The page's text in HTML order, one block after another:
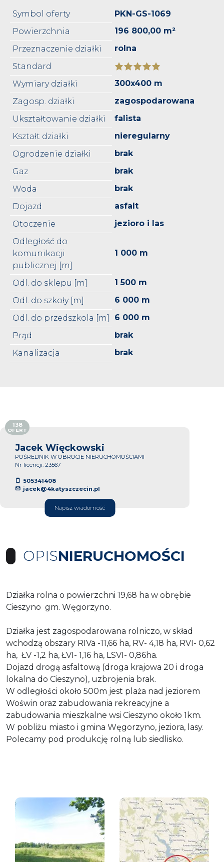
Symbol oferty
PKN-GS-1069
Powierzchnia
196 800,00 m²
Przeznaczenie działki
rolna
Standard
Wymiary działki
300x400 m
Zagosp. działki
zagospodarowana
Ukształtowanie działki
falista
Kształt działki
nieregularny
Ogrodzenie działki
brak
Gaz
brak
Woda
brak
Dojazd
asfalt
Otoczenie
jezioro i las
Odległość do
komunikacji
publicznej [m]
1 000 m
Odl. do sklepu [m]
1 500 m
Odl. do szkoły [m]
6 000 m
Odl. do przedszkola [m]
6 000 m
Prąd
brak
Kanalizacja
brak
Jacek Więckowski
POŚREDNIK W OBROCIE NIERUCHOMOŚCIAMI
Nr licencji: 23567
505341408
jacek@4katyszczecin.pl
Napisz wiadomość
138
OFERT
OPISNIERUCHOMOŚCI
Działka rolna o powierzchni 19,68 ha w obrębie
Cieszyno gm. Węgorzyno.
Działka jest zagospodarowana rolniczo, w skład
wchodzą obszary RIVa -11,66 ha, RV- 4,18 ha, RVI- 0,62
ha, ŁV -1,2 ha, ŁVI- 1,16 ha, LSVI- 0,86ha.
Dojazd drogą asfaltową (droga krajowa 20 i droga
lokalna do Cieszyno), uzbrojenia brak.
W odległości około 500m jest plaża nad jeziorem
Woświn oraz zabudowania rekreacyjne a
zabudowania mieszkalne wsi Cieszyno około 1km.
W pobliżu miasto i gmina Węgorzyno, jeziora, lasy.
Polecamy pod produkcję rolną lub siedlisko.